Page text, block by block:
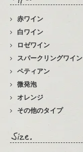
赤ワイン
白ワイン
ロゼワイン
スパークリングワイン
ペティアン
微発泡
オレンジ
その他のタイプ